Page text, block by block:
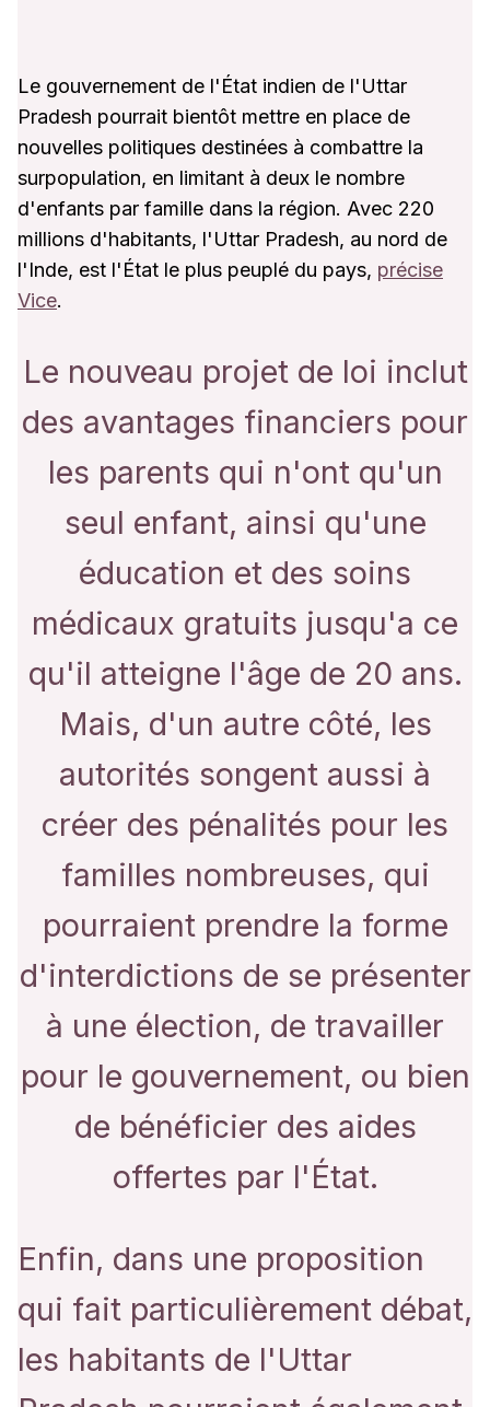
Le gouvernement de l'État indien de l'Uttar
Pradesh pourrait bientôt mettre en place de
nouvelles politiques destinées à combattre la
surpopulation, en limitant à deux le nombre
d'enfants par famille dans la région. Avec 220
millions d'habitants, l'Uttar Pradesh, au nord de
l'Inde, est l'État le plus peuplé du pays, précise
Vice.
Le nouveau projet de loi inclut
des avantages financiers pour
les parents qui n'ont qu'un
seul enfant, ainsi qu'une
éducation et des soins
médicaux gratuits jusqu'a ce
qu'il atteigne l'âge de 20 ans.
Mais, d'un autre côté, les
autorités songent aussi à
créer des pénalités pour les
familles nombreuses, qui
pourraient prendre la forme
d'interdictions de se présenter
à une élection, de travailler
pour le gouvernement, ou bien
de bénéficier des aides
offertes par l'État.
Enfin, dans une proposition
qui fait particulièrement débat,
les habitants de l'Uttar